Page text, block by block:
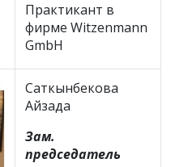
Практикант в
фирме Witzenmann
GmbH
Саткынбекова
Айзада
Зам.
председатель